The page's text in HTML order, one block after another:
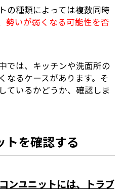
の種類によっては複数同時
勢いが弱くなる可能性を否
では、キッチンや洗面所の
なるケースがあります。そ
ているかどうか、確認しま
トを確認する
ンユニットには、トラブ